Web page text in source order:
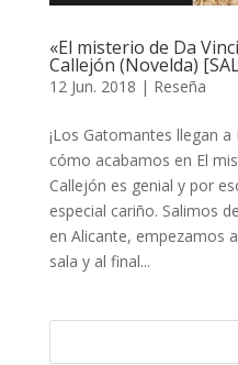
«El misterio de Da
Callejón (Novelda)
12 Jun. 2018 | Reseña
¡Los Gatomantes llegan
cómo acabamos en El
Callejón es genial y por
especial cariño. Salimos
en Alicante, empezamos
sala y al final...